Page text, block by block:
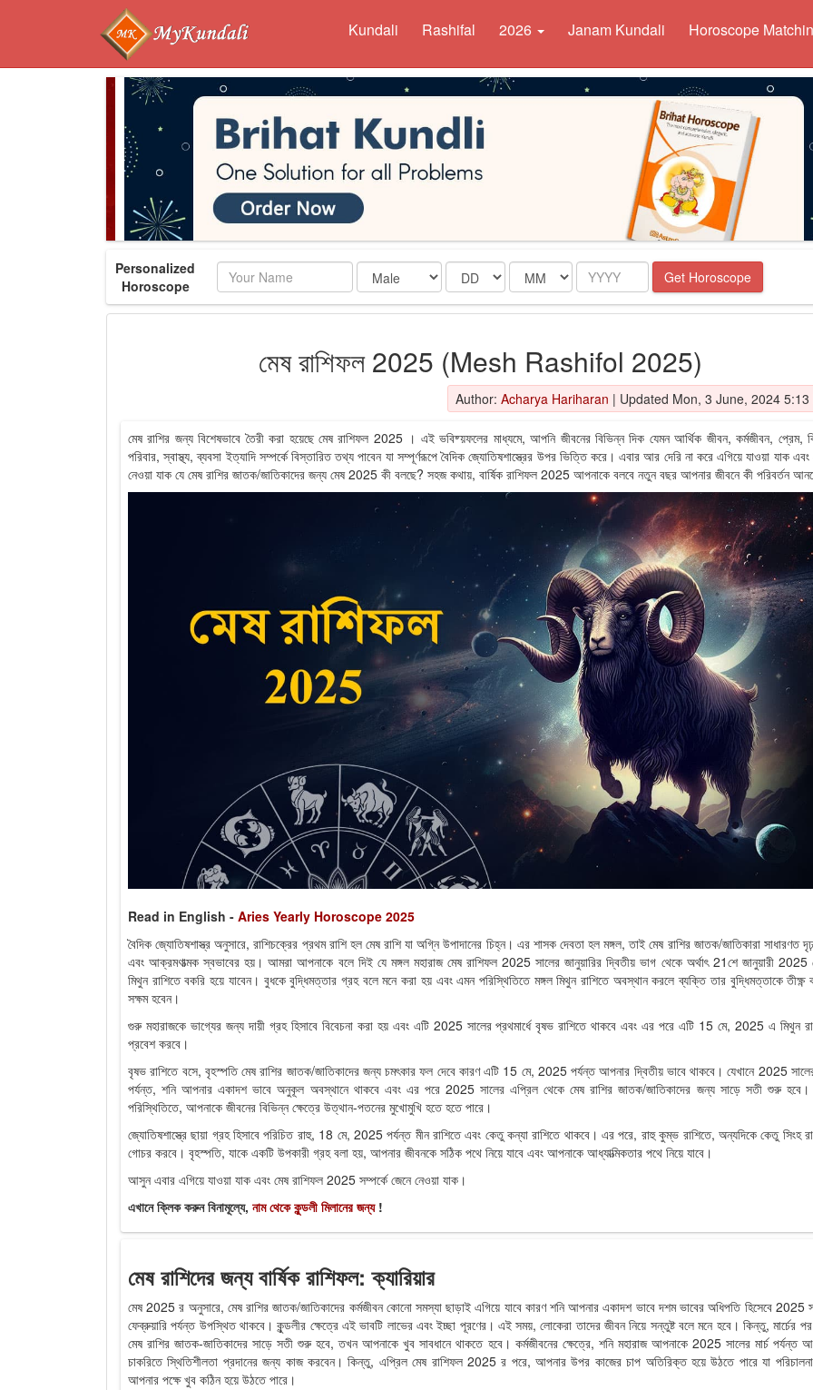
Kundali Rashifal 2026 Janam Kundali Horoscope
Personalized
Horoscope
Name Date Month Year Get Horoscope
মেষ রাশিফল 2025 (Mesh Rashifol 2025)
Author: Acharya Hariharan | Updated Mon, 3 June, 2024 5:13
মেষ রাশির জন্য বিশেষভাবে তৈরী করা হয়েছে মেষ রাশিফল 2025 । এই ভবিষ্য়ফলের মাধ্যমে, আপনি জীবনের বিভিন্ন দিক যেমন আর্থিক জীবন, কর্মজীবন, প্রেম,
পরিবার, স্বাস্থ্য, ব্যবসা ইত্যাদি সম্পর্কে বিস্তারিত তথ্য পাবেন যা সম্পূর্ণরূপে বৈদিক জ্যোতিষশাস্ত্রের উপর ভিত্তি করে। এবার আর দেরি না করে এগিয়ে যাওয়া যাক এবং
নেওয়া যাক যে মেষ রাশির জাতক/জাতিকাদের জন্য মেষ 2025 কী বলছে? সহজ কথায়, বার্ষিক রাশিফল ​​2025 আপনাকে বলবে নতুন বছর আপনার জীবনে কী পরিবর্তন
Read in English - Aries Yearly Horoscope 2025
বৈদিক জ্যোতিষশাস্ত্র অনুসারে, রাশিচক্রের প্রথম রাশি হল মেষ রাশি যা অগ্নি উপাদানের চিহ্ন। এর শাসক দেবতা হল মঙ্গল, তাই মেষ রাশির জাতক/জাতিকারা সাধারণত
এবং আক্রমণাত্মক স্বভাবের হয়। আমরা আপনাকে বলে দিই যে মঙ্গল মহারাজ মেষ রাশিফল 2025 সালের জানুয়ারির দ্বিতীয় ভাগ থেকে অর্থাৎ 21শে জানুয়ারী 2025
মিথুন রাশিতে বকরি হয়ে যাবেন। বুধকে বুদ্ধিমত্তার গ্রহ বলে মনে করা হয় এবং এমন পরিস্থিতিতে মঙ্গল মিথুন রাশিতে অবস্থান করলে ব্যক্তি তার বুদ্ধিমত্তাকে তীক্ষ্ণ
সক্ষম হবেন।
গুরু মহারাজকে ভাগ্যের জন্য দায়ী গ্রহ হিসাবে বিবেচনা করা হয় এবং এটি 2025 সালের প্রথমার্ধে বৃষভ রাশিতে থাকবে এবং এর পরে এটি 15 মে, 2025 এ মিথুন
প্রবেশ করবে।
বৃষভ রাশিতে বসে, বৃহস্পতি মেষ রাশির জাতক/জাতিকাদের জন্য চমৎকার ফল দেবে কারণ এটি 15 মে, 2025 পর্যন্ত আপনার দ্বিতীয় ভাবে থাকবে। যেখানে 2025 সালের
পর্যন্ত, শনি আপনার একাদশ ভাবে অনুকূল অবস্থানে থাকবে এবং এর পরে 2025 সালের এপ্রিল থেকে মেষ রাশির জাতক/জাতিকাদের জন্য সাড়ে সতী শুরু
পরিস্থিতিতে, আপনাকে জীবনের বিভিন্ন ক্ষেত্রে উত্থান-পতনের মুখোমুখি হতে হতে পারে।
জ্যোতিষশাস্ত্রে ছায়া গ্রহ হিসাবে পরিচিত রাহু, 18 মে, 2025 পর্যন্ত মীন রাশিতে এবং কেতু কন্যা রাশিতে থাকবে। এর পরে, রাহু কুম্ভ রাশিতে, অন্যদিকে কেতু সিংহ
গোচর করবে। বৃহস্পতি, যাকে একটি উপকারী গ্রহ বলা হয়, আপনার জীবনকে সঠিক পথে নিয়ে যাবে এবং আপনাকে আধ্যাত্মিকতার পথে নিয়ে যাবে।
আসুন এবার এগিয়ে যাওয়া যাক এবং মেষ রাশিফল 2025 সম্পর্কে জেনে নেওয়া যাক।
এখানে ক্লিক করুন বিনামূল্যে, নাম থেকে কুন্ডলী মিলানের জন্য !
মেষ রাশিদের জন্য বার্ষিক রাশিফল: ক্যারিয়ার
মেষ 2025 র অনুসারে, মেষ রাশির জাতক/জাতিকাদের কর্মজীবন কোনো সমস্যা ছাড়াই এগিয়ে যাবে কারণ শনি আপনার একাদশ ভাবে দশম ভাবের অধিপতি হিসেবে 2025
ফেব্রুয়ারি পর্যন্ত উপস্থিত থাকবে। কুন্ডলীর ক্ষেত্রে এই ভাবটি লাভের এবং ইচ্ছা পূরণের। এই সময়, লোকেরা তাদের জীবন নিয়ে সন্তুষ্ট বলে মনে হবে। কিন্তু, মার্চের
মেষ রাশির জাতক-জাতিকাদের সাড়ে সতী শুরু হবে, তখন আপনাকে খুব সাবধানে থাকতে হবে। কর্মজীবনের ক্ষেত্রে, শনি মহারাজ আপনাকে 2025 সালের মার্চ পর্যন্ত
চাকরিতে স্থিতিশীলতা প্রদানের জন্য কাজ করবেন। কিন্তু, এপ্রিল মেষ রাশিফল 2025 র পরে, আপনার উপর কাজের চাপ অতিরিক্ত হয়ে উঠতে পারে যা
আপনার পক্ষে খুব কঠিন হয়ে উঠতে পারে।